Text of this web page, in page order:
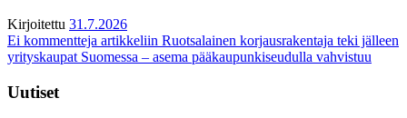
Kirjoitettu 31.7.2026
Ei kommentteja artikkeliin Ruotsalainen korjausrakentaja teki jälleen
yrityskaupat Suomessa – asema pääkaupunkiseudulla vahvistuu
Uutiset